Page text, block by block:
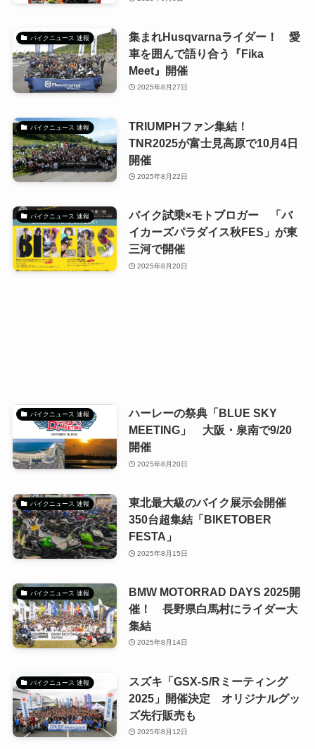
バイクニュース 速報
集まれHusqvarnaライダー！ 愛
車を囲んで語り合う『Fika
Meet』開催
2025年8月27日
バイクニュース 速報
TRIUMPHファン集結！
TNR2025が富士見高原で10月4日
開催
2025年8月22日
バイクニュース 速報
バイク試乗×モトブロガー 「バ
イカーズパラダイス秋FES」が東
三河で開催
2025年8月20日
バイクニュース 速報
ハーレーの祭典「BLUE SKY
MEETING」 大阪・泉南で9/20
開催
2025年8月20日
バイクニュース 速報
東北最大級のバイク展示会開催
350台超集結「BIKETOBER
FESTA」
2025年8月15日
バイクニュース 速報
BMW MOTORRAD DAYS 2025開
催！ 長野県白馬村にライダー大
集結
2025年8月14日
バイクニュース 速報
スズキ「GSX-S/Rミーティング
2025」開催決定 オリジナルグッ
ズ先行販売も
2025年8月12日